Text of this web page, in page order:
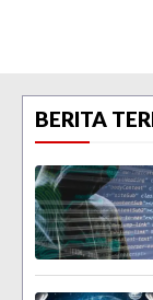
BERITA